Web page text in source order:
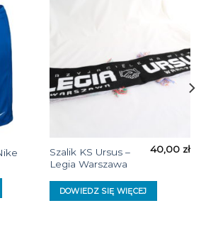
Szalik KS Ursus –
Legia Warszawa
40,00 zł
DOWIEDZ SIĘ WIĘCEJ